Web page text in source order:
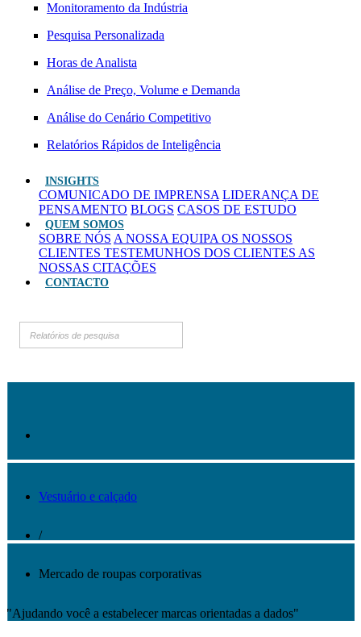
Monitoramento da Indústria
Pesquisa Personalizada
Horas de Analista
Análise de Preço, Volume e Demanda
Análise do Cenário Competitivo
Relatórios Rápidos de Inteligência
INSIGHTS
COMUNICADO DE IMPRENSA LIDERANÇA DE
PENSAMENTO BLOGS CASOS DE ESTUDO
QUEM SOMOS
SOBRE NÓS A NOSSA EQUIPA OS NOSSOS
CLIENTES TESTEMUNHOS DOS CLIENTES AS
NOSSAS CITAÇÕES
CONTACTO
Vestuário e calçado
/
Mercado de roupas corporativas
"Ajudando você a estabelecer marcas orientadas a dados"